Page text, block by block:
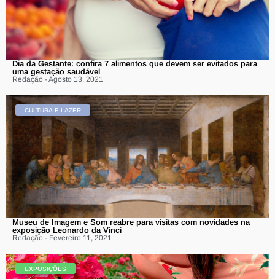
Dia da Gestante: confira 7 alimentos que devem ser evitados para
uma gestação saudável
Redação - Agosto 13, 2021
CULTURA E LAZER
Museu de Imagem e Som reabre para visitas com novidades na
exposição Leonardo da Vinci
Redação - Fevereiro 11, 2021
EXPOSIÇÕES